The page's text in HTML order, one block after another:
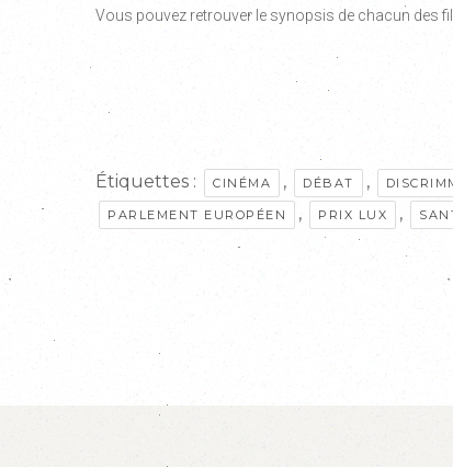
Vous pouvez retrouver le synopsis de chacun des
Étiquettes : CINÉMA , DÉBAT ,
PARLEMENT EUROPÉEN , PRIX LUX ,